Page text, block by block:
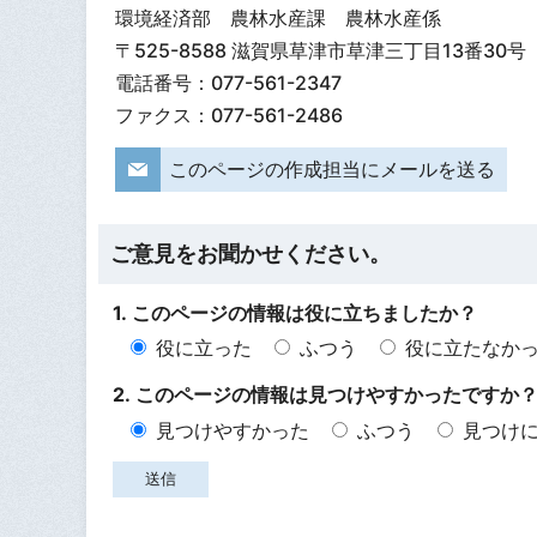
環境経済部 農林水産課 農林水産係
〒525-8588 滋賀県草津市草津三丁目13番30号
電話番号：077-561-2347
ファクス：077-561-2486
このページの作成担当にメールを送る
ご意見をお聞かせください。
1. このページの情報は役に立ちましたか？
役に立った
ふつう
役に立たなか
2. このページの情報は見つけやすかったですか？
見つけやすかった
ふつう 見つけ